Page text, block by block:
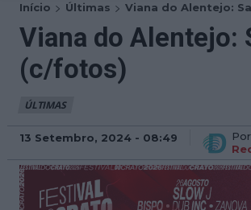
Início Últimas Viana do Alentejo:
Viana do Alentejo:
(c/fotos)
ÚLTIMAS
13 Setembro, 2024 - 08:49